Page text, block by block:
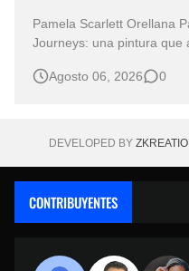
Pamela Scarlett Orellana
Journeys: una pintura que
obras no necesitan
Agosto 06, 2026 0
DEVELOPED BY
CONTRIBUYENTES